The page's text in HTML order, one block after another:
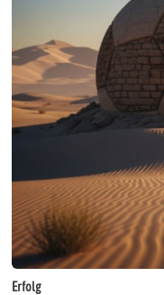
Erfolg